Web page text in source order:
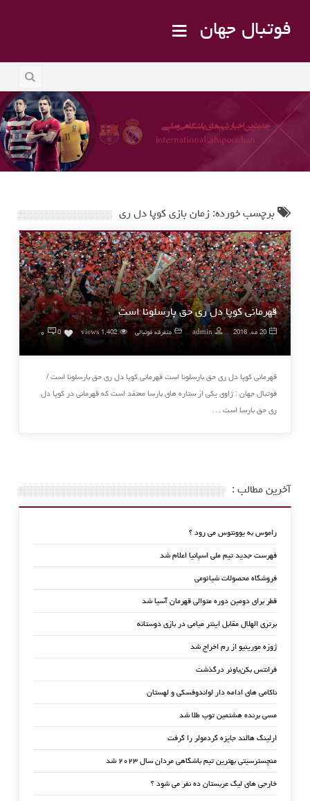
فوتبال جهان
برچسب خورده: زمان بازی کوپا دل ری
قهرمانی کوپا دل ری حق بارسلونا است
20 مه, 2016 admin متفرقه فوتبالی 1,402 views
0 ۰
قهرمانی کوپا دل ری حق بارسلونا است قهرمانی کوپا دل ری حق بارسلونا است /
فوتبال جهان : ژاوی یکی از ستاره های بارسا معتقد است که قهرمانی در کوپا دل
ری حق بارسا است …
آخرین مطالب :
راموس به یوونتوس می رود ؟
فهرست جدید تیم ملی اسپانیا اعلام شد
فروشگاه محصولات شیائومی
قطر برای دومین دوره متوالی قهرمان آسیا شد
برتری الهلال مقابل اینتر میامی در بازی دوستانه
ژوزه مورینیو از رم اخراج شد
فرانتس بکن‌باوئر درگذشت
ناکامی های ادامه دار لواندوفسکی و لهستان
مسی برنده هشتمین توپ طلا شد
ارلینگ هالند جایزه گردمولر را گرفت
منچسترسیتی بهترین تیم باشگاهی مردان سال ۲۰۲۳ شد
خارجی های لیگ عربستان ده نفر می شود ؟